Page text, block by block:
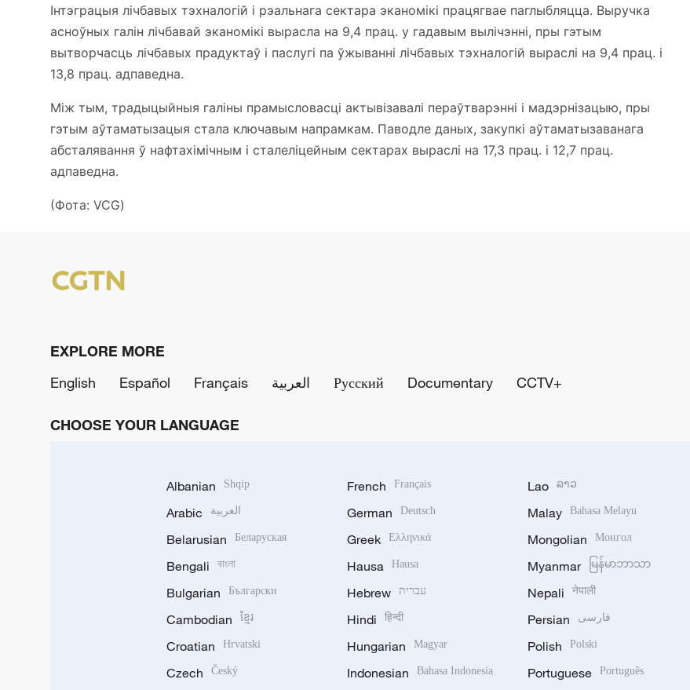
Інтэграцыя лічбавых тэхналогій і рэальнага сектара эканомікі працягвае паглыбляцца. Выручка
асноўных галін лічбавай эканомікі вырасла на 9,4 прац. у гадавым вылічэнні, пры гэтым
вытворчасць лічбавых прадуктаў і паслугі па ўжыванні лічбавых тэхналогій выраслі на 9,4 прац. і
13,8 прац. адпаведна.
Між тым, традыцыйныя галіны прамысловасці актывізавалі пераўтварэнні і мадэрнізацыю, пры
гэтым аўтаматызацыя стала ключавым напрамкам. Паводле даных, закупкі аўтаматызаванага
абсталявання ў нафтахімічным і сталеліцейным сектарах выраслі на 17,3 прац. і 12,7 прац.
адпаведна.
(Фота: VCG)
EXPLORE MORE
English
Español Français العربية Русский Documentary CCTV+
CHOOSE YOUR LANGUAGE
Albanian Shqip
Arabic العربية
Belarusian Беларуская
Bengali বাংলা
Bulgarian Български
Cambodian ខ្មែរ
Croatian Hrvatski
Czech Český
French Français
German Deutsch
Greek Ελληνικά
Hausa Hausa
Hebrew עברית
Hindi हिन्दी
Hungarian Magyar
Indonesian Bahasa Indonesia
Lao ລາວ
Malay Bahasa Melayu
Mongolian Монгол
Myanmar မြန်မာဘာသာ
Nepali नेपाली
Persian فارسی
Polish Polski
Portuguese Português